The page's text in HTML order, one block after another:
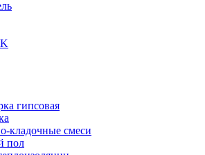
гипсовая
кладочные смеси
пол